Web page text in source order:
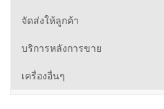
จัดส่งให้ลูกค้า
บริการหลังการขาย
เครื่องอื่นๆ